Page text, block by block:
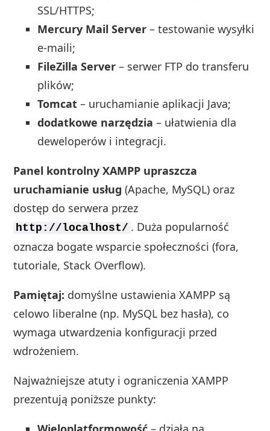
SSL/HTTPS;
Mercury Mail Server – testowanie wysyłki
e‑maili;
FileZilla Server – serwer FTP do transferu
plików;
Tomcat – uruchamianie aplikacji Java;
dodatkowe narzędzia – ułatwienia dla
deweloperów i integracji.
Panel kontrolny XAMPP upraszcza
uruchamianie usług (Apache, MySQL) oraz
dostęp do serwera przez
http://localhost/ . Duża popularność
oznacza bogate wsparcie społeczności (fora,
tutoriale, Stack Overflow).
Pamiętaj: domyślne ustawienia XAMPP są
celowo liberalne (np. MySQL bez hasła), co
wymaga utwardzenia konfiguracji przed
wdrożeniem.
Najważniejsze atuty i ograniczenia XAMPP
prezentują poniższe punkty: